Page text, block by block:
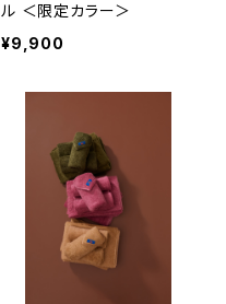
ル ＜限定カラー＞
¥9,900